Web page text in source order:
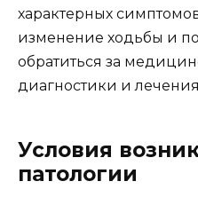
характерных
изменение ходьбы и
обратиться за
диагностики и
Условия
патологии